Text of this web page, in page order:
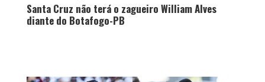
Santa Cruz não terá o zagueiro William Alves
diante do Botafogo-PB